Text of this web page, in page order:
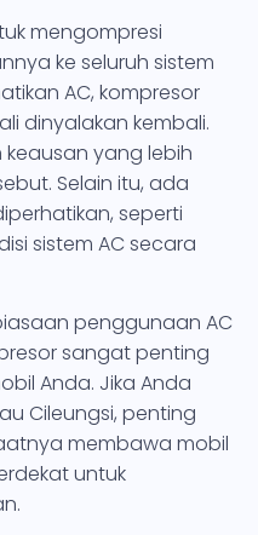
mengompresi
ke seluruh sistem
AC, kompresor
dinyalakan kembali.
yang lebih
Selain itu, ada
seperti
sistem AC secara
penggunaan AC
sangat penting
Anda. Jika Anda
Cileungsi, penting
membawa mobil
untuk